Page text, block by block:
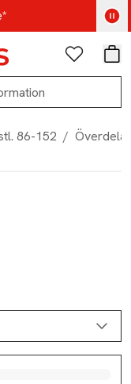
Favoriter
86-152 / Överdelar